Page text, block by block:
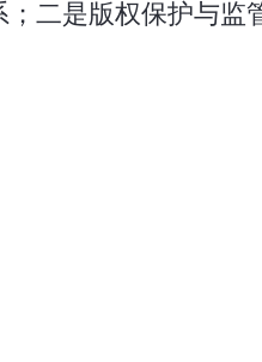
二是版权保护与监